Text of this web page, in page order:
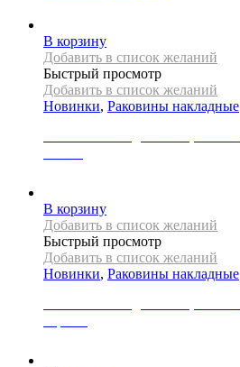
В корзину
Добавить в список желаний
Быстрый просмотр
Добавить в список желаний
Новинки, Раковины накладные
В корзину
Добавить в список желаний
Быстрый просмотр
Добавить в список желаний
Новинки, Раковины накладные